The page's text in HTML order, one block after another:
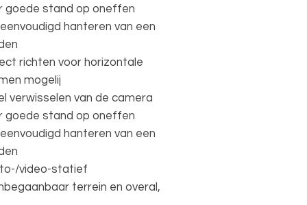
goede stand op oneffen
hanteren van een
richten voor horizontale
mogelij
verwisselen van de camera
goede stand op oneffen
hanteren van een
video-statief
terrein en overal,